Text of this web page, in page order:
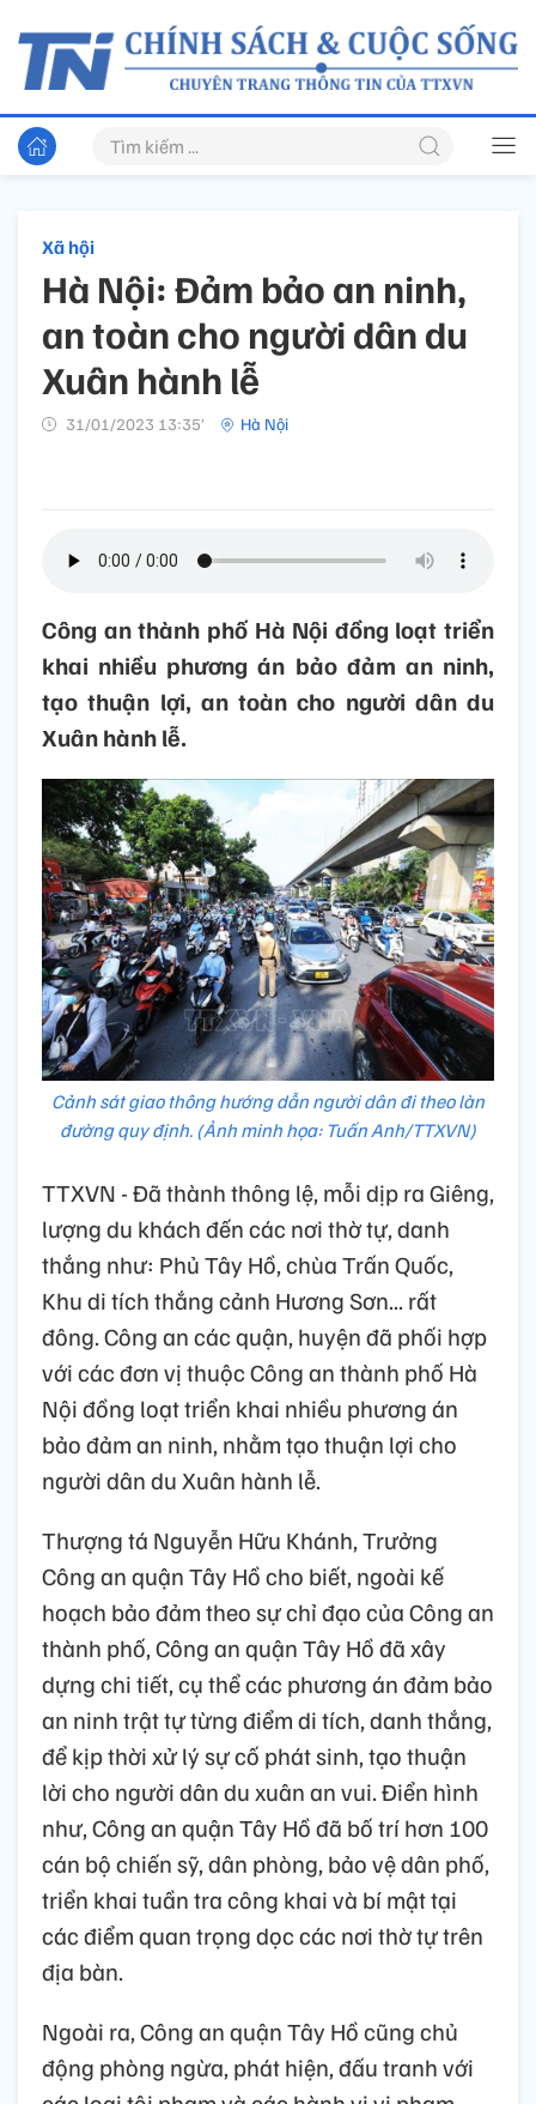
Xã hội
Hà Nội: Đảm bảo an ninh,
an toàn cho người dân du
Xuân hành lễ
31/01/2023 13:35’ Hà Nội
Công an thành phố Hà Nội đồng loạt triển
khai nhiều phương án bảo đảm an ninh,
tạo thuận lợi, an toàn cho người dân du
Xuân hành lễ.
Cảnh sát giao thông hướng dẫn người dân đi theo làn
đường quy định. (Ảnh minh họa: Tuấn Anh/TTXVN)
TTXVN - Đã thành thông lệ, mỗi dịp ra Giêng,
lượng du khách đến các nơi thờ tự, danh
thắng như: Phủ Tây Hồ, chùa Trấn Quốc,
Khu di tích thắng cảnh Hương Sơn... rất
đông. Công an các quận, huyện đã phối hợp
với các đơn vị thuộc Công an thành phố Hà
Nội đồng loạt triển khai nhiều phương án
bảo đảm an ninh, nhằm tạo thuận lợi cho
người dân du Xuân hành lễ.
Thượng tá Nguyễn Hữu Khánh, Trưởng
Công an quận Tây Hồ cho biết, ngoài kế
hoạch bảo đảm theo sự chỉ đạo của Công an
thành phố, Công an quận Tây Hồ đã xây
dựng chi tiết, cụ thể các phương án đảm bảo
an ninh trật tự từng điểm di tích, danh thắng,
để kịp thời xử lý sự cố phát sinh, tạo thuận
lời cho người dân du xuân an vui. Điển hình
như, Công an quận Tây Hồ đã bố trí hơn 100
cán bộ chiến sỹ, dân phòng, bảo vệ dân phố,
triển khai tuần tra công khai và bí mật tại
các điểm quan trọng dọc các nơi thờ tự trên
địa bàn.
Ngoài ra, Công an quận Tây Hồ cũng chủ
động phòng ngừa, phát hiện, đấu tranh với